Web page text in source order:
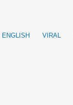
ENGLISH VIRAL